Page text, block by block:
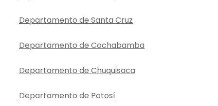
Departamento de Santa Cruz
Departamento de Cochabamba
Departamento de Chuquisaca
Departamento de Potosí